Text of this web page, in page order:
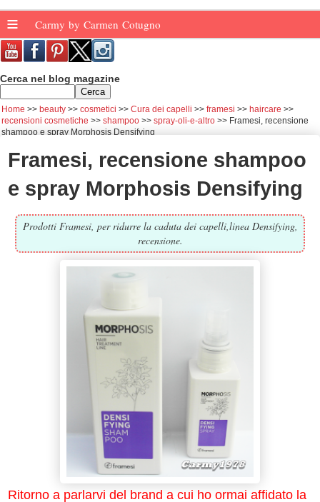
≡ Carmy by Carmen Cotugno
Cerca nel blog magazine
Home beauty cosmetici Cura dei capelli framesi
haircare
recensioni cosmetiche
shampoo spray-oli-e-altro
Framesi, recensione
shampoo e spray Morphosis Densifying
Framesi, recensione shampoo
e spray Morphosis Densifying
Prodotti Framesi, per ridurre la caduta dei capelli,linea Densifying,
recensione.
Ritorno a parlarvi del brand a cui ho ormai affidato la